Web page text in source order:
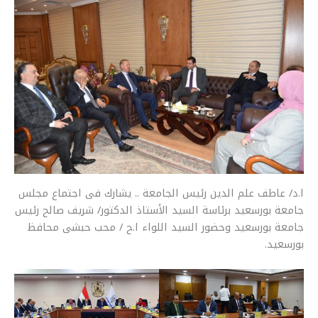
b
o
o
k
e
n
g
e
r
s
A
p
p
l
n
k
e
ا.د/ عاطف علم الدين رئيس الجامعة .. يشارك فى اجتماع مجلس
جامعة بورسعيد برئاسة السيد الأستاذ الدكتور/ شريف صالح رئيس
جامعة بورسعيد وحضور السيد اللواء ا.ح / محب حبشى محافظ
بورسعيد.